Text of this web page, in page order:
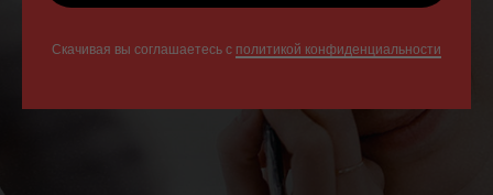
Скачивая вы соглашаетесь с политикой конфиденциальности